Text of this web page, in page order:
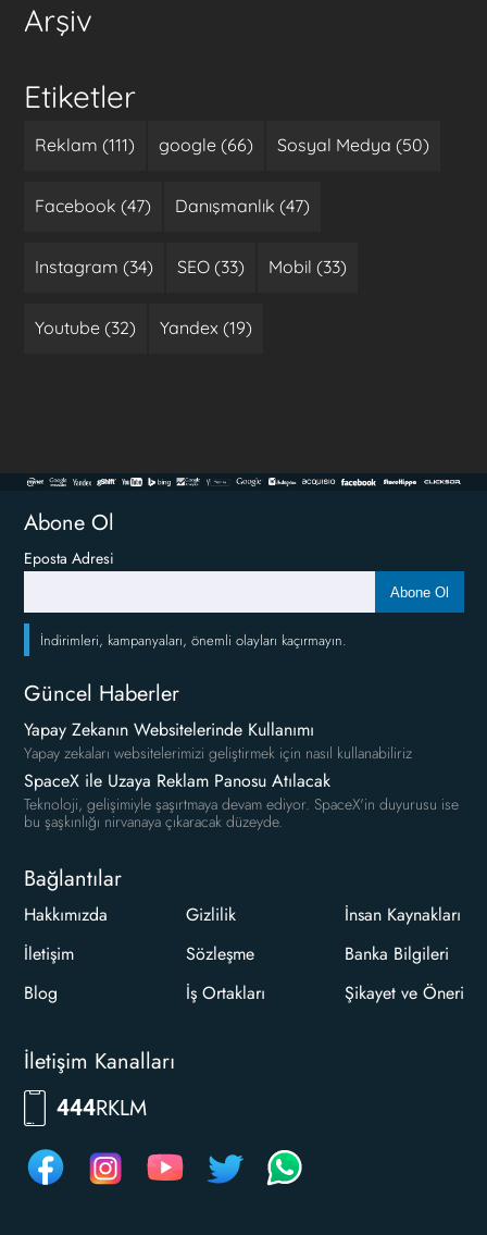
Arşiv
Etiketler
Reklam (111) google (66) Sosyal Medya (50)
Facebook (47) Danışmanlık (47)
Instagram (34) SEO (33) Mobil (33)
Youtube (32) Yandex (19)
Abone Ol
Eposta Adresi
Abone Ol
İndirimleri, kampanyaları, önemli olayları kaçırmayın.
Güncel Haberler
Yapay Zekanın Websitelerinde Kullanımı
Yapay zekaları websitelerimizi geliştirmek için nasıl kullanabiliriz
SpaceX ile Uzaya Reklam Panosu Atılacak
Teknoloji, gelişimiyle şaşırtmaya devam ediyor. SpaceX'in duyurusu ise
bu şaşkınlığı nirvanaya çıkaracak düzeyde.
Bağlantılar
Hakkımızda
İletişim
Blog
Gizlilik
Sözleşme
İş Ortakları
İnsan Kaynakları
Banka Bilgileri
Şikayet ve Öneri
İletişim Kanalları
444RKLM